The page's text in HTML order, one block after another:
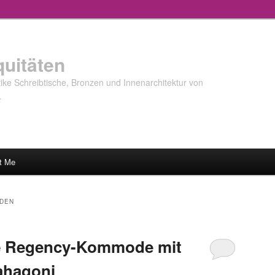
Schreibtische, Bronzen und Innenarchitektur von
Me
Kommode mit